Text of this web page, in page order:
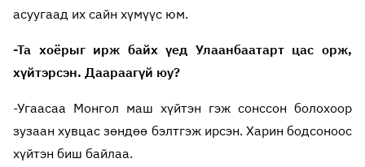
асуугаад их сайн хүмүүс юм.
-Та хоёрыг ирж байх үед Улаанбаатарт цас орж,
хүйтэрсэн. Даараагүй юу?
-Угаасаа Монгол маш хүйтэн гэж сонссон болохоор
зузаан хувцас зөндөө бэлтгэж ирсэн. Харин бодсоноос
хүйтэн биш байлаа.